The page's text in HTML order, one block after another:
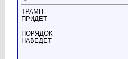
ТРАМП
ПРИДЕТ
ПОРЯДОК
НАВЕДЕТ